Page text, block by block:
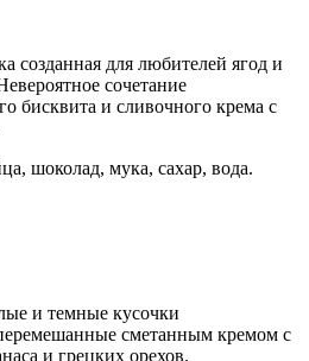
созданная для любителей ягод и
сочетание
бисквита и сливочного крема с
шоколад, мука, сахар, вода.
и темные кусочки
сметанным кремом с
и грецких орехов.